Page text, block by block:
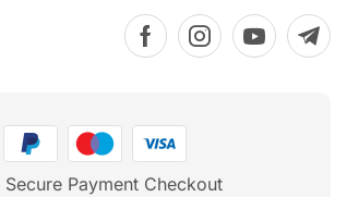
Payment Checkout